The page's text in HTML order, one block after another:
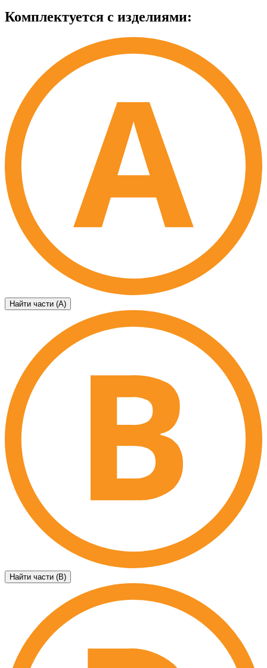
Комплектуется с изделиями:
Найти части (А)
Найти части (B)